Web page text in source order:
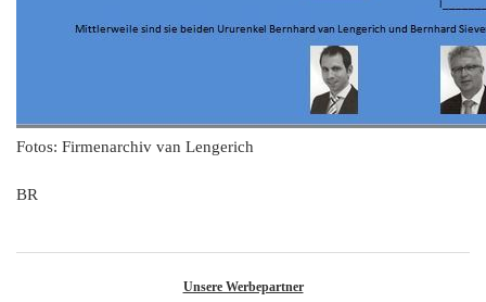
Fotos: Firmenarchiv van Lengerich
BR
Unsere Werbepartner